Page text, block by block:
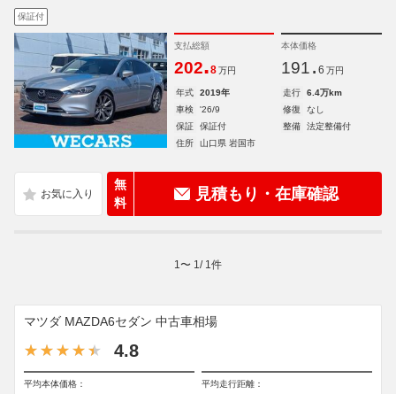
保証付
支払総額
202.8 万円
本体価格
191. 6 万円
年式 2019年 走行
6.4万km
車検
'26/9 修復
なし
保証
保証付 整備
法定整備付
住所
山口県 岩国市
無
料
見積もり・在庫確認
1 〜 1 / 1 件
マツダ MAZDA6セダン 中古車相場
4.8
平均本体価格： 平均走行距離：